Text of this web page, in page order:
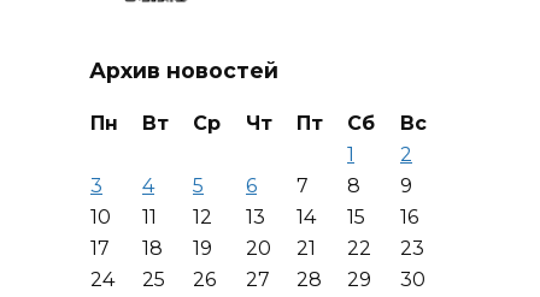
Архив новостей
Пн Вт Ср Чт Пт Сб
Вс
1
2
3
4 5 6 7 8
9
10
11 12 13 14 15
16
17
18 19 20 21 22
23
24
25 26 27 28 29
30